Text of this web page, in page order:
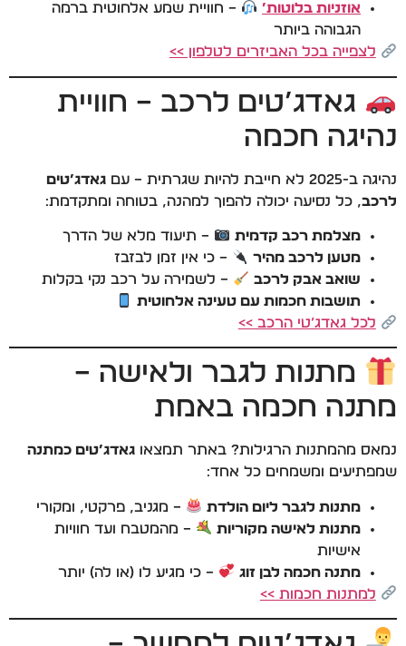
אוזניות בלוטות’
– חוויית שמע אלחוטית ברמה
הגבוהה ביותר
לצפייה בכל האביזרים לטלפון >>
גאדג’טים לרכב – חוויית
נהיגה חכמה
נהיגה ב-2025 לא חייבת להיות שגרתית – עם
גאדג’טים
לרכב, כל נסיעה יכולה להפוך למהנה, בטוחה ומתקדמת:
מצלמת רכב קדמית
– תיעוד מלא של הדרך
מטען לרכב מהיר
– כי אין זמן לבזבז
שואב אבק לרכב
– לשמירה על רכב נקי בקלות
תושבות חכמות עם טעינה אלחוטית
לכל גאדג’טי הרכב >>
מתנות לגבר ולאישה –
מתנה חכמה באמת
נמאס מהמתנות הרגילות? באתר תמצאו גאדג’טים כמתנה
שמפתיעים ומשמחים כל אחד:
מתנות לגבר ליום הולדת
– מגניב, פרקטי, ומקורי
מתנות לאישה מקוריות
– מהמטבח ועד חוויות
אישיות
מתנה חכמה לבן זוג
– כי מגיע לו (או לה) יותר
למתנות חכמות >>